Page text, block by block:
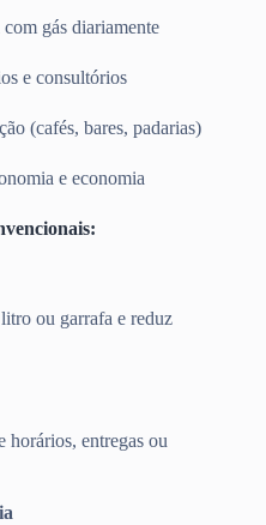
gás diariamente
e consultórios
(cafés, bares, padarias)
e economia
ou garrafa e reduz
horários, entregas ou